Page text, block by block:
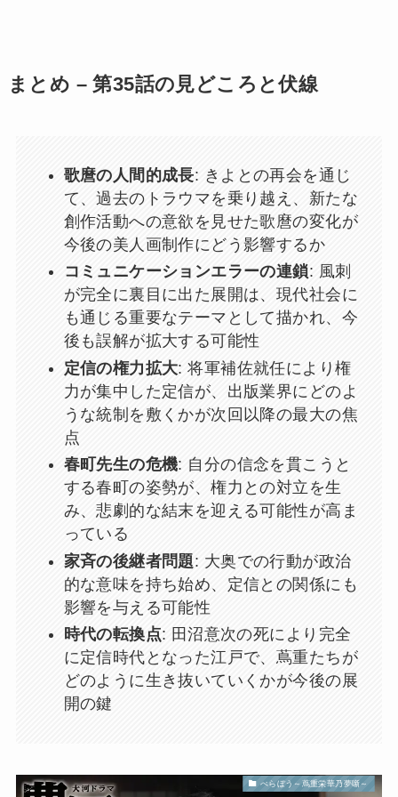
まとめ – 第35話の見どころと伏線
歌麿の人間的成長: きよとの再会を通じ
て、過去のトラウマを乗り越え、新たな
創作活動への意欲を見せた歌麿の変化が
今後の美人画制作にどう影響するか
コミュニケーションエラーの連鎖: 風刺
が完全に裏目に出た展開は、現代社会に
も通じる重要なテーマとして描かれ、今
後も誤解が拡大する可能性
定信の権力拡大: 将軍補佐就任により権
力が集中した定信が、出版業界にどのよ
うな統制を敷くかが次回以降の最大の焦
点
春町先生の危機: 自分の信念を貫こうと
する春町の姿勢が、権力との対立を生
み、悲劇的な結末を迎える可能性が高ま
っている
家斉の後継者問題: 大奥での行動が政治
的な意味を持ち始め、定信との関係にも
影響を与える可能性
時代の転換点: 田沼意次の死により完全
に定信時代となった江戸で、蔦重たちが
どのように生き抜いていくかが今後の展
開の鍵
べらぼう～蔦重栄華乃夢噺～